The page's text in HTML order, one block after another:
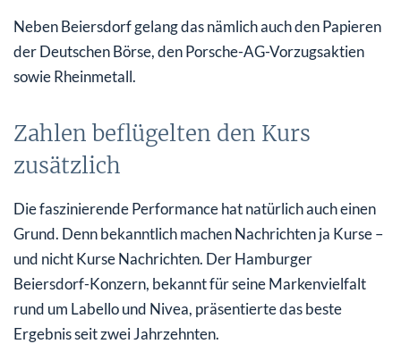
Neben Beiersdorf gelang das nämlich auch den Papieren
der Deutschen Börse, den Porsche-AG-Vorzugsaktien
sowie Rheinmetall.
Zahlen beflügelten den Kurs
zusätzlich
Die faszinierende Performance hat natürlich auch einen
Grund. Denn bekanntlich machen Nachrichten ja Kurse –
und nicht Kurse Nachrichten. Der Hamburger
Beiersdorf-Konzern, bekannt für seine Markenvielfalt
rund um Labello und Nivea, präsentierte das beste
Ergebnis seit zwei Jahrzehnten.